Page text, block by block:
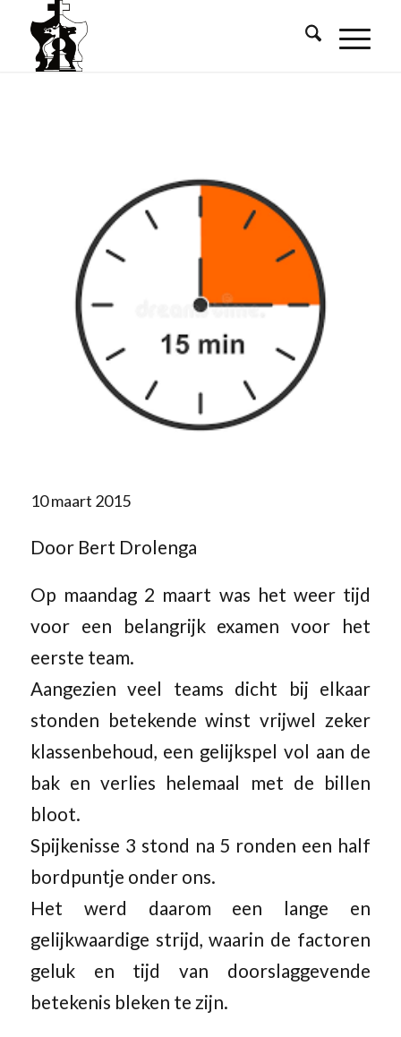
10 maart 2015
Door Bert Drolenga
Op maandag 2 maart was het weer tijd
voor een belangrijk examen voor het
eerste team.
Aangezien veel teams dicht bij elkaar
stonden betekende winst vrijwel zeker
klassenbehoud, een gelijkspel vol aan de
bak en verlies helemaal met de billen
bloot.
Spijkenisse 3 stond na 5 ronden een half
bordpuntje onder ons.
Het werd daarom een lange en
gelijkwaardige strijd, waarin de factoren
geluk en tijd van doorslaggevende
betekenis bleken te zijn.